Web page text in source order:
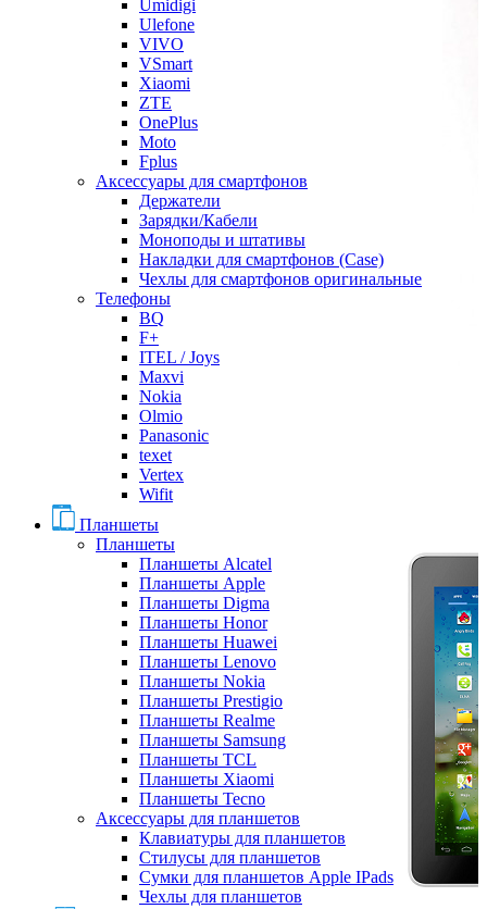
Umidigi
Ulefone
VIVO
VSmart
Xiaomi
ZTE
OnePlus
Moto
Fplus
Аксессуары для смартфонов
Держатели
Зарядки/Кабели
Моноподы и штативы
Накладки для смартфонов (Case)
Чехлы для смартфонов оригинальные
Телефоны
BQ
F+
ITEL / Joys
Maxvi
Nokia
Olmio
Panasonic
texet
Vertex
Wifit
Планшеты
Планшеты
Планшеты Alcatel
Планшеты Apple
Планшеты Digma
Планшеты Honor
Планшеты Huawei
Планшеты Lenovo
Планшеты Nokia
Планшеты Prestigio
Планшеты Realme
Планшеты Samsung
Планшеты TCL
Планшеты Xiaomi
Планшеты Tecno
Аксессуары для планшетов
Клавиатуры для планшетов
Стилусы для планшетов
Сумки для планшетов Apple IPads
Чехлы для планшетов